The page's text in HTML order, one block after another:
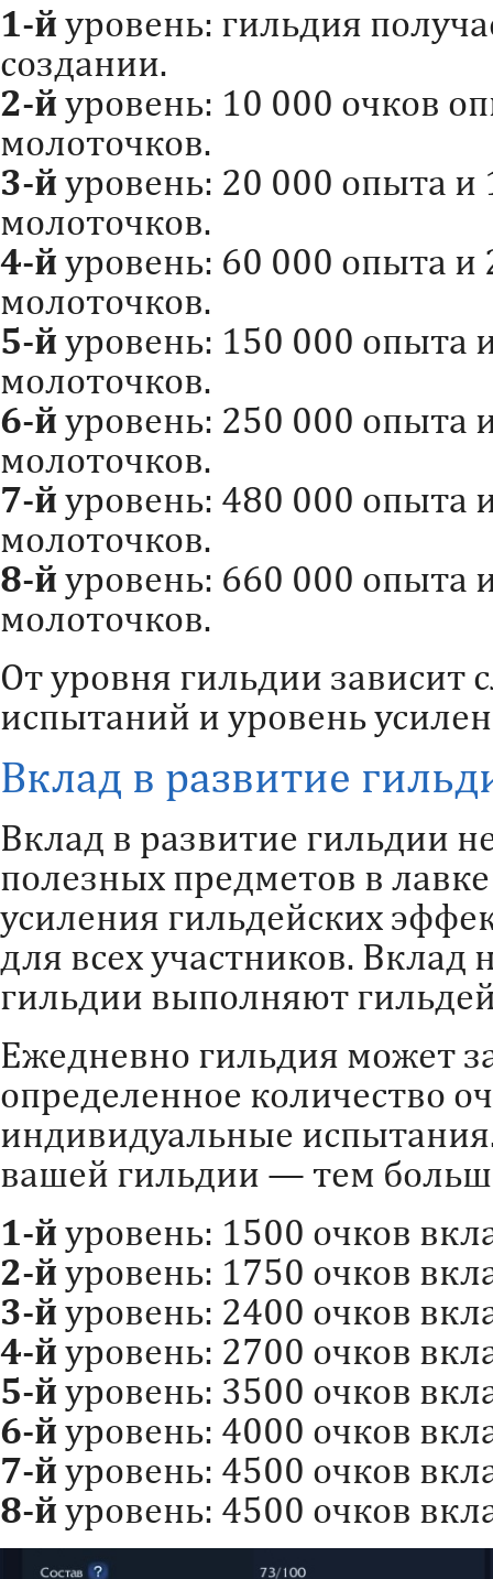
1-й уровень: гильдия
создании.
2-й уровень: 10 000 очков
молоточков.
3-й уровень: 20 000 опыта
молоточков.
4-й уровень: 60 000 опыта
молоточков.
5-й уровень: 150 000 опыта
молоточков.
6-й уровень: 250 000 опыта
молоточков.
7-й уровень: 480 000 опыта
молоточков.
8-й уровень: 660 000 опыта
молоточков.
От уровня гильдии зависит
испытаний и уровень
Вклад в развитие
Вклад в развитие гильдии
полезных предметов в
усиления гильдейских
для всех участников. Вклад
гильдии выполняют
Ежедневно гильдия может
определенное количество
индивидуальные
вашей гильдии — тем
1-й уровень: 1500 очков
2-й уровень: 1750 очков
3-й уровень: 2400 очков
4-й уровень: 2700 очков
5-й уровень: 3500 очков
6-й уровень: 4000 очков
7-й уровень: 4500 очков
8-й уровень: 4500 очков